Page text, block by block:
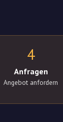
4
Anfragen
Angebot anfordern